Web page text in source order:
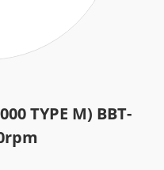
TYPE M) BBT-